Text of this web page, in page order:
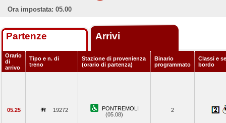
Ora impostata: 05.00
Partenze Arrivi
Orario
di
arrivo
Tipo e n. di
treno
Stazione di provenienza
(orario di partenza)
Binario
programmato
Classi e
bordo
05.25 19272
PONTREMOLI
(05.08)
2